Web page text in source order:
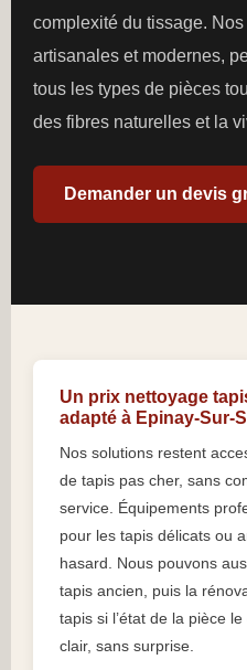
complexité du tissage.
artisanales et modernes,
tous les types de pièces
des fibres naturelles et la
Demander un devis
Un prix nettoyage
adapté à Epinay-Sur-
Nos solutions restent
de tapis pas cher, sans
service. Équipements
pour les tapis délicats ou
hasard. Nous pouvons
tapis ancien, puis la
tapis si l’état de la pièce
clair, sans surprise.